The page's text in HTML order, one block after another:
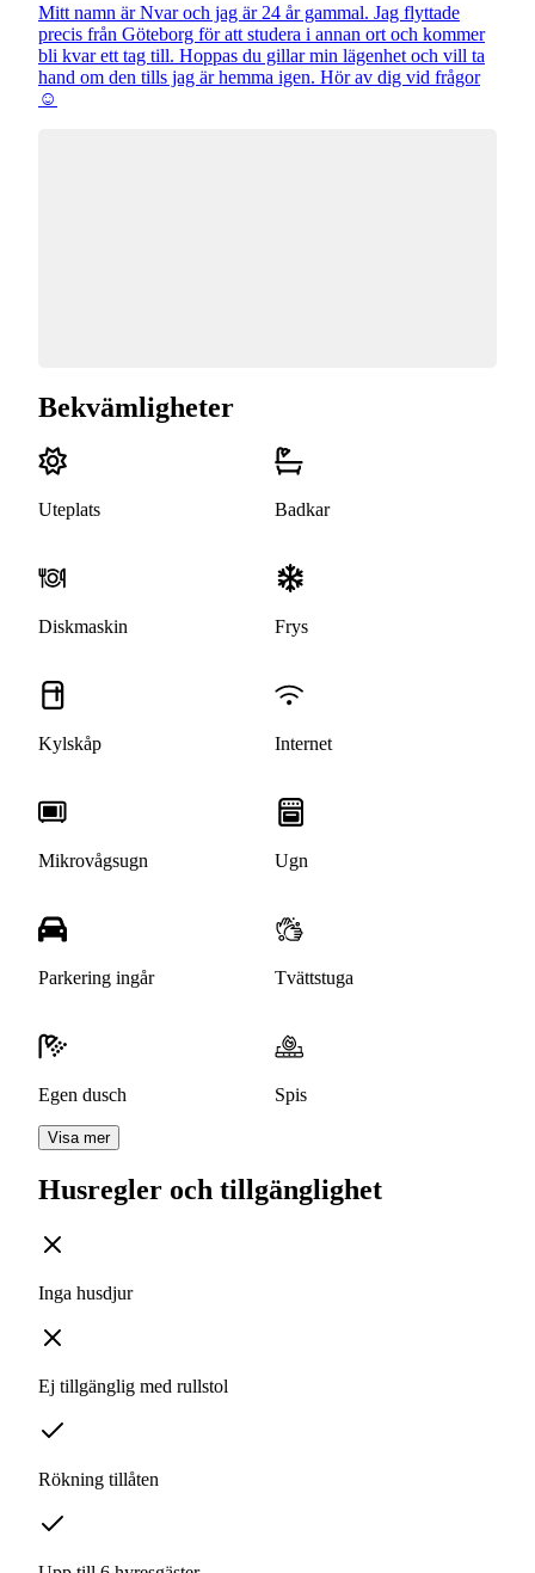
Mitt namn är Nvar och jag är 24 år gammal. Jag flyttade
precis från Göteborg för att studera i annan ort och kommer
bli kvar ett tag till. Hoppas du gillar min lägenhet och vill ta
hand om den tills jag är hemma igen. Hör av dig vid frågor
☺
Bekvämligheter
Uteplats Badkar
Diskmaskin Frys
Kylskåp Internet
Mikrovågsugn Ugn
Parkering ingår Tvättstuga
Egen dusch Spis
Visa mer
Husregler och tillgänglighet
Inga husdjur
Ej tillgänglig med rullstol
Rökning tillåten